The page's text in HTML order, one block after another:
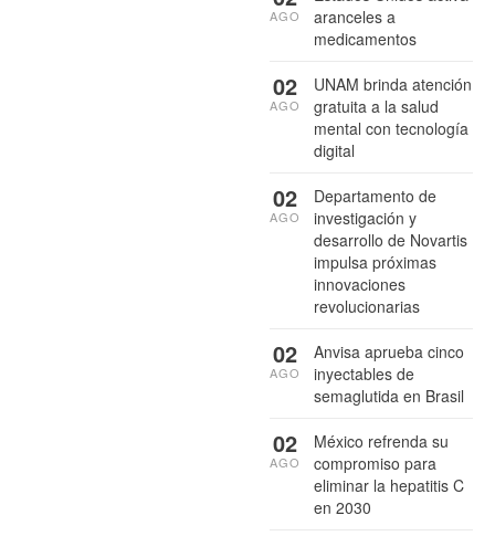
aranceles a
medicamentos
AGO
UNAM brinda atención
gratuita a la salud
mental con tecnología
digital
02
AGO
Departamento de
investigación y
desarrollo de Novartis
impulsa próximas
innovaciones
revolucionarias
02
AGO
Anvisa aprueba cinco
inyectables de
semaglutida en Brasil
02
AGO
México refrenda su
compromiso para
eliminar la hepatitis C
en 2030
02
AGO